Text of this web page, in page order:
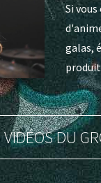
Si
galas,
DU